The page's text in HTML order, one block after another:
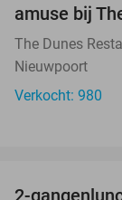
amuse bij
The Dunes
Nieuwpoort
Verkocht: 980
2-